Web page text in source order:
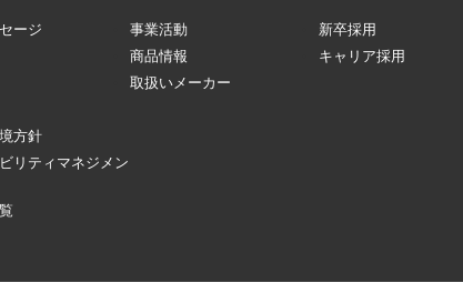
ージ
方針
リティマネジメン
事業活動
商品情報
取扱いメーカー
新卒採用
キャリア採用